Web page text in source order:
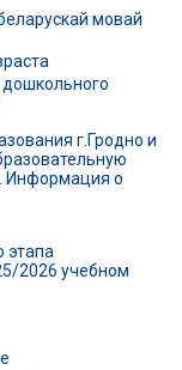
мовай
г.Гродно и
Информация о
этапа
2026 учебном